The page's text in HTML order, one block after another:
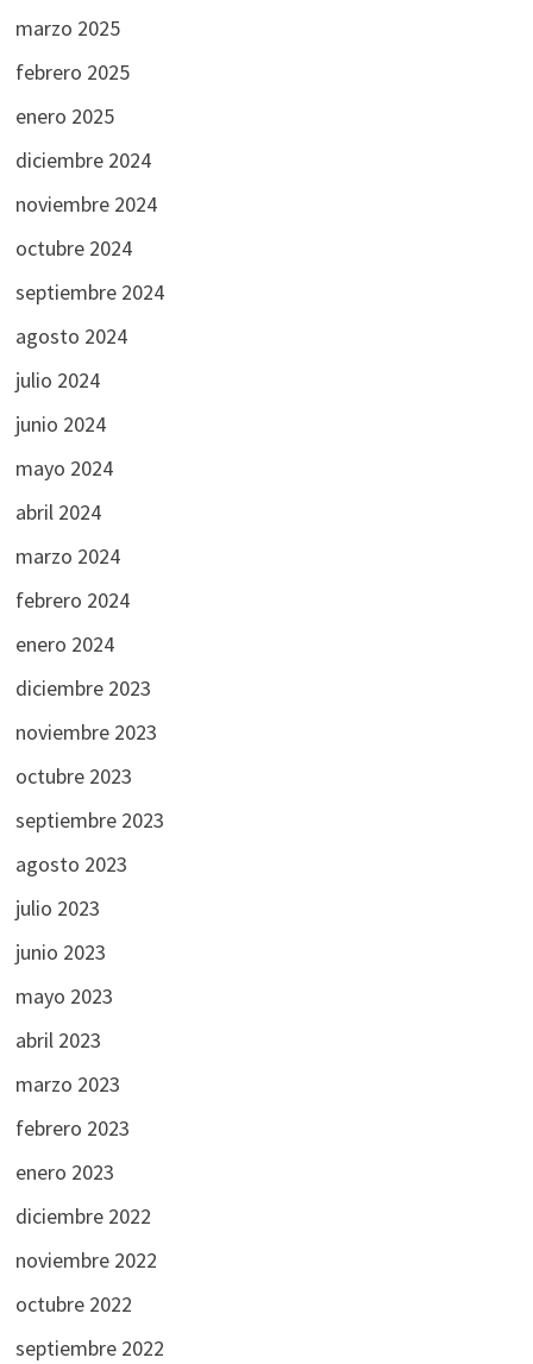
marzo 2025
febrero 2025
enero 2025
diciembre 2024
noviembre 2024
octubre 2024
septiembre 2024
agosto 2024
julio 2024
junio 2024
mayo 2024
abril 2024
marzo 2024
febrero 2024
enero 2024
diciembre 2023
noviembre 2023
octubre 2023
septiembre 2023
agosto 2023
julio 2023
junio 2023
mayo 2023
abril 2023
marzo 2023
febrero 2023
enero 2023
diciembre 2022
noviembre 2022
octubre 2022
septiembre 2022